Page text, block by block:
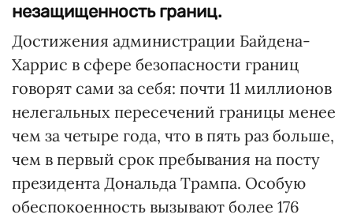
незащищенность границ.
Достижения администрации Байдена-
Харрис в сфере безопасности границ
говорят сами за себя: почти 11 миллионов
нелегальных пересечений границы менее
чем за четыре года, что в пять раз больше,
чем в первый срок пребывания на посту
президента Дональда Трампа. Особую
обеспокоенность вызывают более 176